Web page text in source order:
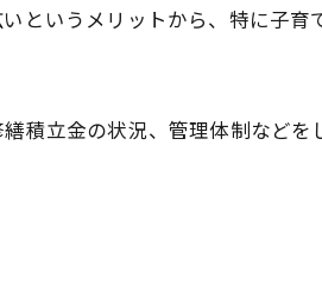
というメリットから、特に子
積立金の状況、管理体制など